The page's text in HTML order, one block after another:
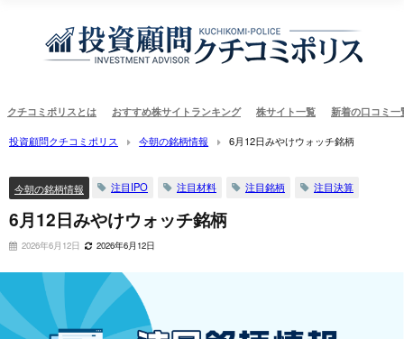
クチコミポリスとは おすすめ株サイトランキング 株サイト一覧 新着の口コミ一
投資顧問クチコミポリス 今朝の銘柄情報 6月12日みやけウォッチ銘柄
今朝の銘柄情報 注目IPO 注目材料 注目銘柄 注目決算
6月12日みやけウォッチ銘柄
2026年6月12日 2026年6月12日